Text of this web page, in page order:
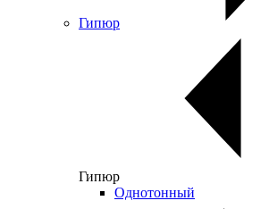
Гипюр
Гипюр
Однотонный